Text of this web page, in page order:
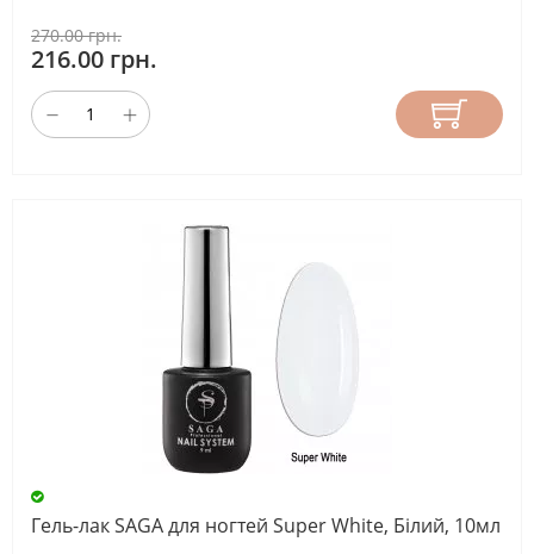
270.00 грн.
216.00 грн.
Гель-лак SAGA для ногтей Super White, Білий, 10мл